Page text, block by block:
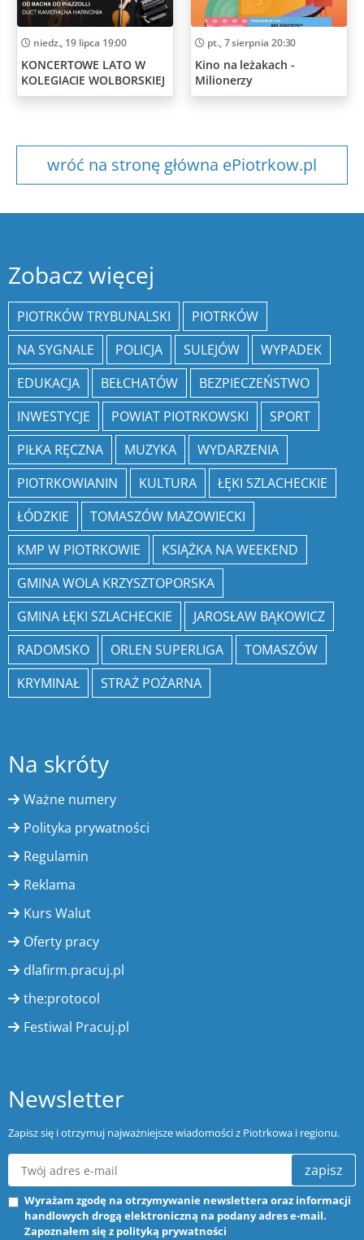
niedz., 19 lipca 19:00
KONCERTOWE LATO W
KOLEGIACIE WOLBORSKIEJ
pt., 7 sierpnia 20:30
Kino na leżakach -
Milionerzy
wróć na stronę główna ePiotrkow.pl
Zobacz więcej
PIOTRKÓW TRYBUNALSKI
PIOTRKÓW
NA SYGNALE
POLICJA SULEJÓW
WYPADEK
EDUKACJA
BEŁCHATÓW
BEZPIECZEŃSTWO
INWESTYCJE
POWIAT PIOTRKOWSKI
SPORT
PIŁKA RĘCZNA
MUZYKA
WYDARZENIA
PIOTRKOWIANIN
KULTURA
ŁĘKI SZLACHECKIE
ŁÓDZKIE
TOMASZÓW MAZOWIECKI
KMP W PIOTRKOWIE
KSIĄŻKA NA WEEKEND
GMINA WOLA KRZYSZTOPORSKA
GMINA ŁĘKI SZLACHECKIE
JAROSŁAW BĄKOWICZ
RADOMSKO
ORLEN SUPERLIGA
TOMASZÓW
KRYMINAŁ
STRAŻ POŻARNA
Na skróty
Ważne numery
Polityka prywatności
Regulamin
Reklama
Kurs Walut
Oferty pracy
dlafirm.pracuj.pl
the:protocol
Festiwal Pracuj.pl
Newsletter
Zapisz się i otrzymuj najważniejsze wiadomości z Piotrkowa i regionu.
zapisz
Wyrażam zgodę na otrzymywanie newslettera oraz informacji
handlowych drogą elektroniczną na podany adres e-mail.
Zapoznałem się z polityką prywatności